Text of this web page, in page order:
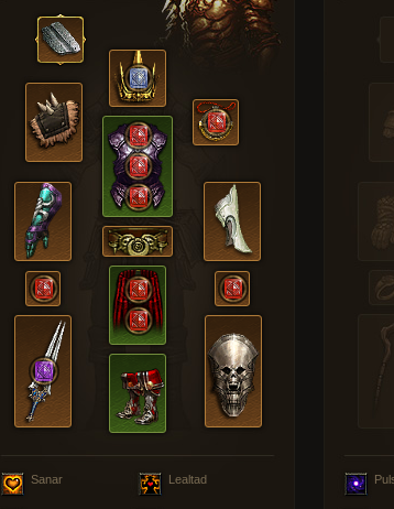
Sanar Lealtad